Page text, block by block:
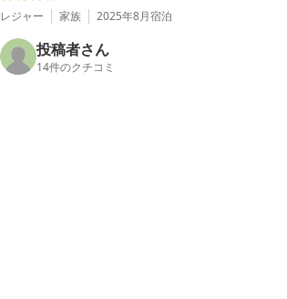
レジャー 家族 2025年8月宿泊
投稿者さん
14件のクチコミ